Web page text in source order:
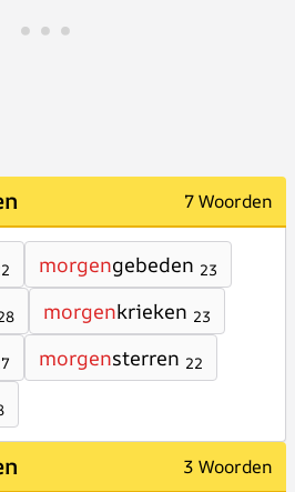
7 Woorden
morgengebeden 23
morgenkrieken 23
morgensterren 22
3 Woorden